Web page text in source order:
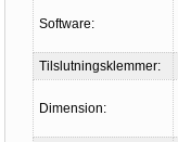
Software:
Tilslutningsklemmer:
Dimension: